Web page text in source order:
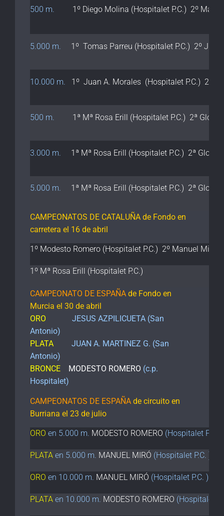
500 m. 1º Diego Molina (Hospitalet P.C.) 2º
5.000 m. 1º Tomas Parreu (Hospitalet P.C.) 2º
10.000 m. 1º Juan A. Morales (Hospitalet P.C.) 2º
500 m. 1ª Mª Rosa Erill (Hospitalet P.C.) 2ª
3.000 m. 1ª Mª Rosa Erill (Hospitalet P.C.) 2ª
5.000 m. 1ª Mª Rosa Erill (Hospitalet P.C.) 2ª
CAMPEONATOS DE CATALUÑA de Fondo en
carretera el 16 de abril
1º Modesto Romero (Hospitalet P.C.) 2º Manuel Miró
1º Mª Rosa Erill (Hospitalet P.C.)
CAMPEONATO DE ESPAÑA de Fondo en
Murcia el 30 de abril
ORO
JESUS AZPILICUETA (San
Antonio)
PLATA
JUAN A. MARTINEZ G. (San
Antonio)
BRONCE
MODESTO ROMERO (c.p.
Hospitalet)
CAMPEONATOS DE ESPAÑA de circuito en
Burriana el 23 de julio
ORO en 5.000 m. MODESTO ROMERO (Hospitalet P.C.)
PLATA en 5.000 m. MANUEL MIRÓ (Hospitalet P.C. )
ORO en 10.000 m. MANUEL MIRÓ (Hospitalet P.C. )
PLATA en 10.000 m. MODESTO ROMERO (Hospitalet